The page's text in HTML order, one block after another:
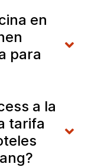
en
para
a la
tarifa